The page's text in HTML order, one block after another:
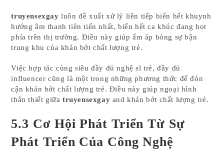
truyensexgay luôn đề xuất xử lý liên tiếp biển hết khuynh
hướng âm thanh tiên tiến nhất, biển hết ca khúc đang hot
phía trên thị trường. Điều này giúp ấm áp bỏng sự bận
trung khu của khán bớt chất lượng trẻ.
Việc hợp tác cùng siêu đầy đủ nghệ sĩ trẻ, đầy đủ
influencer cũng là một trong những phương thức để đón
cận khán bớt chất lượng trẻ. Điều này giúp ngoại hình
thân thiết giữatruyensexgay and khán bớt chất lượng trẻ.
5.3 Cơ Hội Phát Triển Từ Sự
Phát Triển Của Công Nghệ